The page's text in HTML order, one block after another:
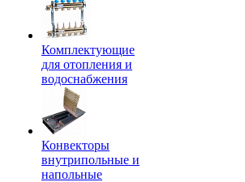
Комплектующие
для отопления и
водоснабжения
Конвекторы
внутрипольные и
напольные